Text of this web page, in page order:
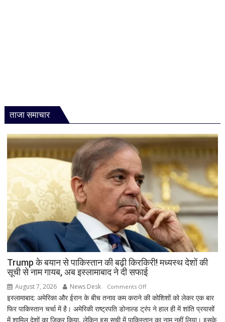
ताजा समाचार
Trump के बयान से पाकिस्तान की बढ़ी किरकिरी! मध्यस्थ देशों की
सूची से नाम गायब, अब इस्लामाबाद ने दी सफाई
August 7, 2026 News Desk Comments Offon
Trump
के
बयान
इस्लामाबाद: अमेरिका और ईरान के बीच तनाव कम कराने की कोशिशों को लेकर एक बार
फिर पाकिस्तान चर्चा में है। अमेरिकी राष्ट्रपति डोनाल्ड ट्रंप ने हाल ही में शांति प्रयासों
में शामिल देशों का जिक्र किया, लेकिन इस सूची में पाकिस्तान का नाम नहीं लिया। इसके